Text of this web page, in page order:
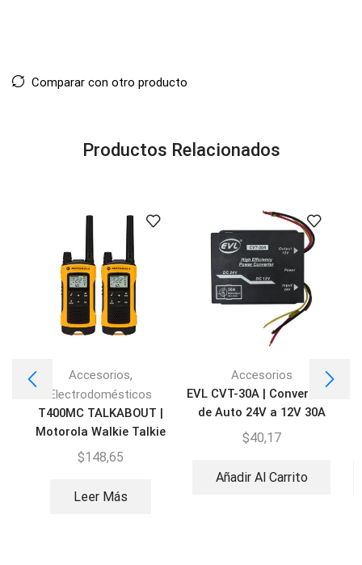
Comparar con otro producto
Productos Relacionados
Accesorios,
Electrodomésticos
T400MC TALKABOUT |
Motorola Walkie Talkie
$148,65
Leer Más
Accesorios
EVL CVT-30A | Convertidor
de Auto 24V a 12V 30A
$40,17
Añadir Al Carrito